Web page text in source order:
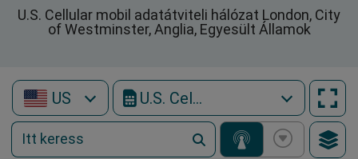
U.S. Cellular mobil adatátviteli hálózat London, City
of Westminster, Anglia, Egyesült Államok
US U.S. Cellular